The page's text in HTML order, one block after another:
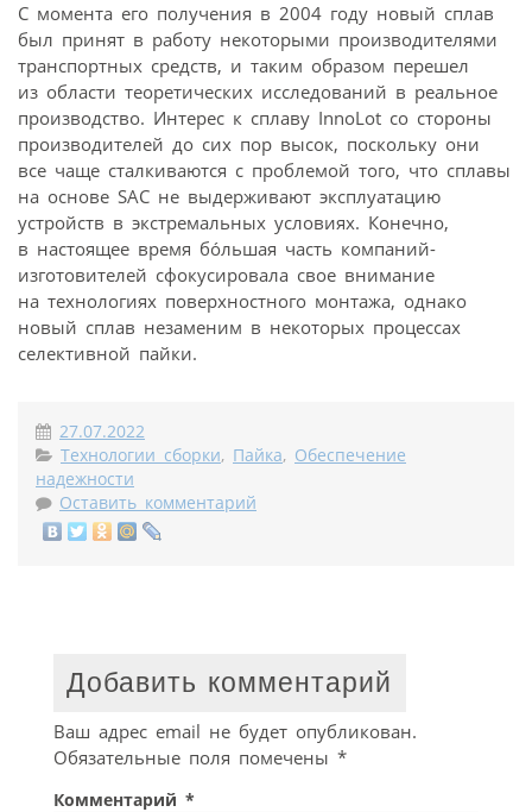
С момента его получения в 2004 году новый сплав
был принят в работу некоторыми производителями
транспортных средств, и таким образом перешел
из области теоретических исследований в реальное
производство. Интерес к сплаву InnoLot со стороны
производителей до сих пор высок, поскольку они
все чаще сталкиваются с проблемой того, что сплавы
на основе SAC не выдерживают эксплуатацию
устройств в экстремальных условиях. Конечно,
в настоящее время бóльшая часть компаний-
изготовителей сфокусировала свое внимание
на технологиях поверхностного монтажа, однако
новый сплав незаменим в некоторых процессах
селективной пайки.
27.07.2022
Технологии сборки, Пайка, Обеспечение
надежности
Оставить комментарий
Добавить комментарий
Ваш адрес email не будет опубликован.
Обязательные поля помечены *
Комментарий *